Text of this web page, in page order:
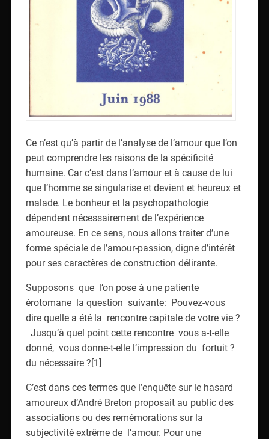
Ce n’est qu’à partir de l’analyse de l’amour que l’on
peut comprendre les raisons de la spécificité
humaine. Car c’est dans l’amour et à cause de lui
que l’homme se singularise et devient et heureux et
malade. Le bonheur et la psychopathologie
dépendent nécessairement de l’expérience
amoureuse. En ce sens, nous allons traiter d’une
forme spéciale de l’amour-passion, digne d’intérêt
pour ses caractères de construction délirante.
Supposons que l’on pose à une patiente
érotomane la question suivante: Pouvez-vous
dire quelle a été la rencontre capitale de votre vie ?
Jusqu’à quel point cette rencontre vous a-t-elle
donné, vous donne-t-elle l’impression du fortuit ?
du nécessaire ?[1]
C’est dans ces termes que l’enquête sur le hasard
amoureux d’André Breton proposait au public des
associations ou des remémorations sur la
subjectivité extrême de l’amour. Pour une